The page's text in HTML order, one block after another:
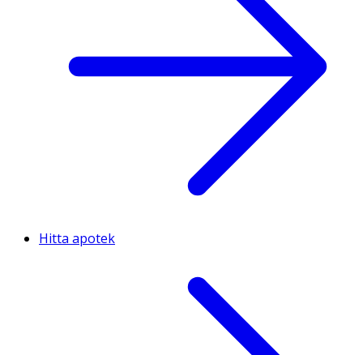
Hitta apotek